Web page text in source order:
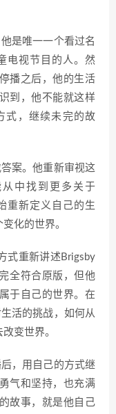
是唯一一个看过名
电视节目的人。然
播之后，他的生活
到，他不能就这样
式，继续未完的故
案。他重新审视这
中找到更多关于
重新定义自己的生
化的世界。
式重新讲述Brigsby
全符合原版，但他
于自己的世界。在
活的挑战，如何从
变世界。
，用自己的方式继
气和坚持，也充满
故事，就是他自己